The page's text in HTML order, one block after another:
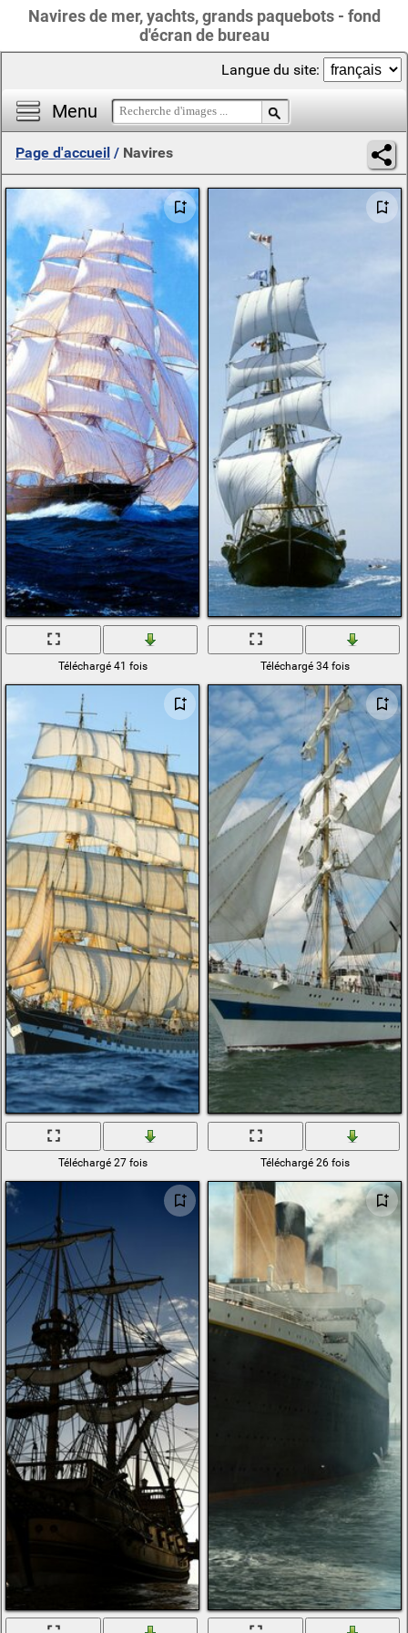
Navires de mer, yachts, grands paquebots - fond
d'écran de bureau
Menu
Langue du site:
Page d'accueil / Navires
Téléchargé 41 fois Téléchargé 34 fois
Téléchargé 27 fois Téléchargé 26 fois